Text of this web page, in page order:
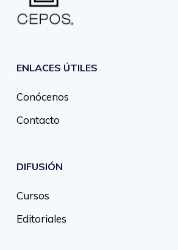
ENLACES ÚTILES
Conócenos
Contacto
DIFUSIÓN
Cursos
Editoriales